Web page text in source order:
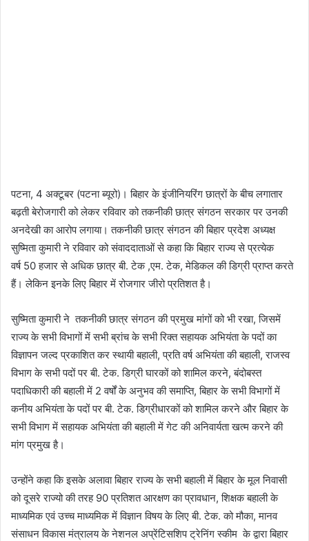
पटना, 4 अक्टूबर (पटना ब्यूरो)। बिहार के इंजीनियरिंग छात्रों के बीच लगातार
बढ़ती बेरोजगारी को लेकर रविवार को तकनीकी छात्र संगठन सरकार पर उनकी
अनदेखी का आरोप लगाया। तकनीकी छात्र संगठन की बिहार प्रदेश अध्यक्ष
सुष्मिता कुमारी ने रविवार को संवाददाताओं से कहा कि बिहार राज्य से प्रत्येक
वर्ष 50 हजार से अधिक छात्र बी. टेक ,एम. टेक, मेडिकल की डिग्री प्राप्त करते
हैं। लेकिन इनके लिए बिहार में रोजगार जीरो प्रतिशत है।
सुष्मिता कुमारी ने तकनीकी छात्र संगठन की प्रमुख मांगों को भी रखा, जिसमें
राज्य के सभी विभागों में सभी ब्रांच के सभी रिक्त सहायक अभियंता के पदों का
विज्ञापन जल्द प्रकाशित कर स्थायी बहाली, प्रति वर्ष अभियंता की बहाली, राजस्व
विभाग के सभी पदों पर बी. टेक. डिग्री घारकों को शामिल करने, बंदोबस्त
पदाधिकारी की बहाली में 2 वर्षों के अनुभव की समाप्ति, बिहार के सभी विभागों में
कनीय अभियंता के पदों पर बी. टेक. डिग्रीधारकों को शामिल करने और बिहार के
सभी विभाग में सहायक अभियंता की बहाली में गेट की अनिवार्यता खत्म करने की
मांग प्रमुख है।
उन्होंने कहा कि इसके अलावा बिहार राज्य के सभी बहाली में बिहार के मूल निवासी
को दूसरे राज्यो की तरह 90 प्रतिशत आरक्षण का प्रावधान, शिक्षक बहाली के
माध्यमिक एवं उच्च माध्यमिक में विज्ञान विषय के लिए बी. टेक. को मौका, मानव
संसाधन विकास मंत्रालय के नेशनल अप्रेंटिसशिप ट्रेनिंग स्कीम के द्वारा बिहार